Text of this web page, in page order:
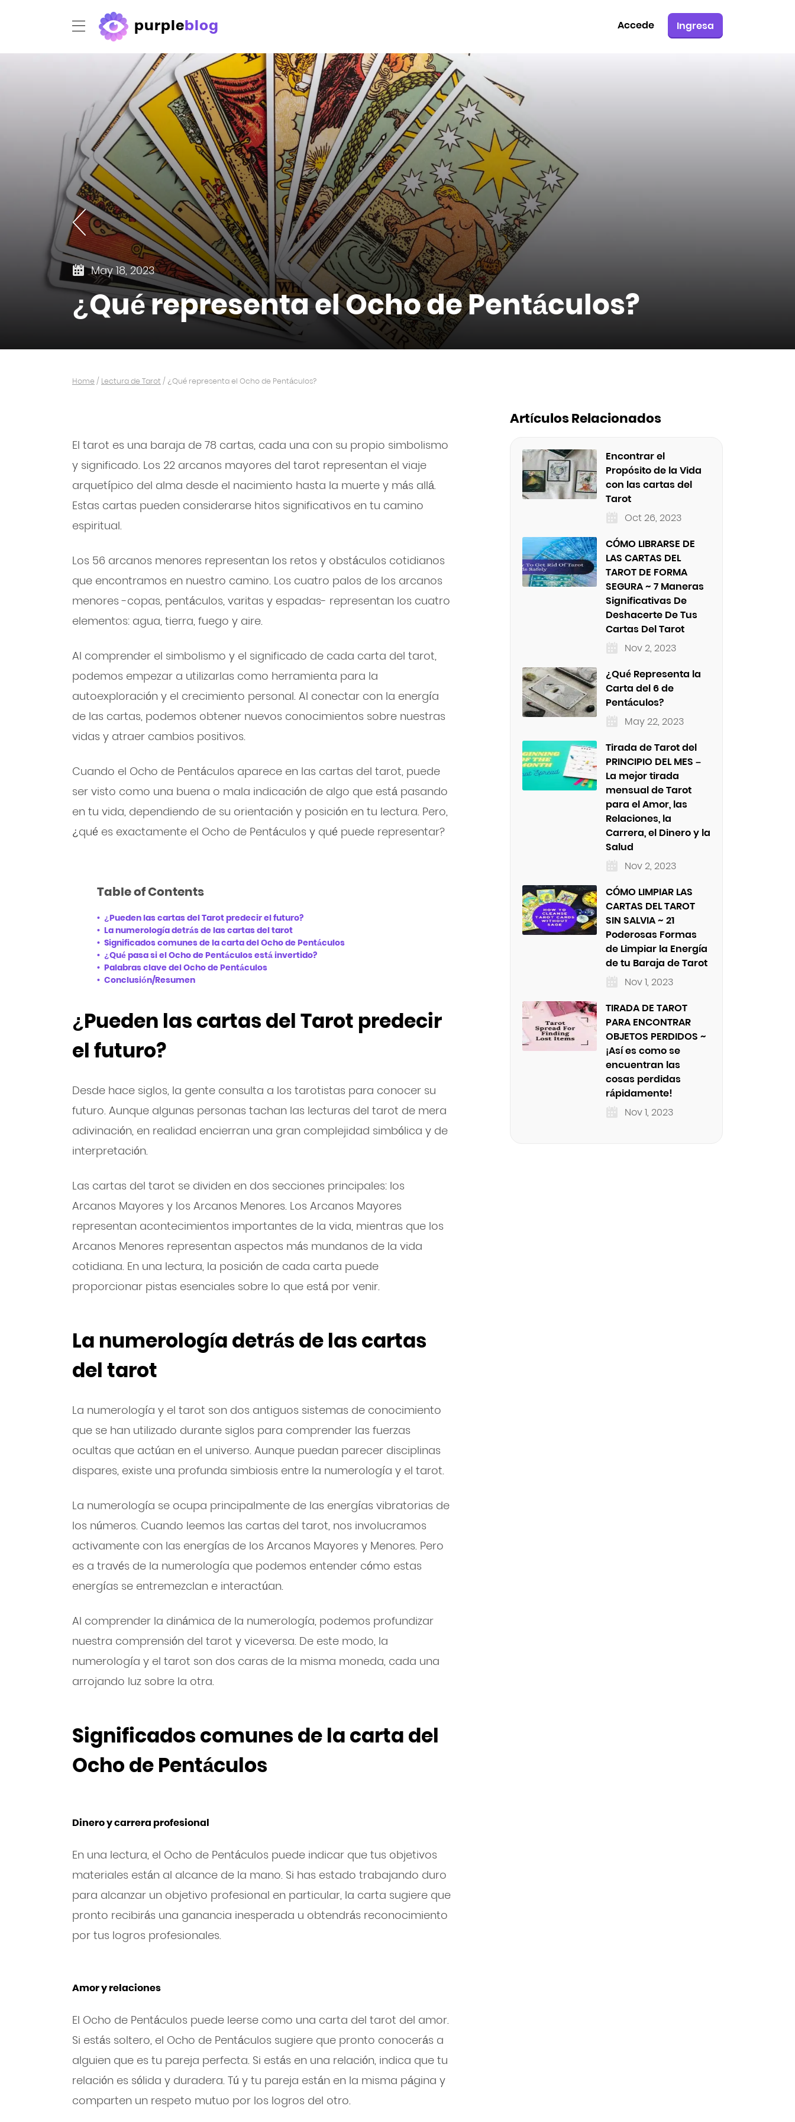
purpleblog Ingresa
Accede
May 18, 2023
¿Qué representa el Ocho de Pentáculos?
Home / Lectura de Tarot / ¿Qué representa el Ocho de Pentáculos?
El tarot es una baraja de 78 cartas, cada una con su propio simbolismo
y significado. Los 22 arcanos mayores del tarot representan el viaje
arquetípico del alma desde el nacimiento hasta la muerte y más allá.
Estas cartas pueden considerarse hitos significativos en tu camino
espiritual.
Los 56 arcanos menores representan los retos y obstáculos cotidianos
que encontramos en nuestro camino. Los cuatro palos de los arcanos
menores -copas, pentáculos, varitas y espadas- representan los cuatro
elementos: agua, tierra, fuego y aire.
Al comprender el simbolismo y el significado de cada carta del tarot,
podemos empezar a utilizarlas como herramienta para la
autoexploración y el crecimiento personal. Al conectar con la energía
de las cartas, podemos obtener nuevos conocimientos sobre nuestras
vidas y atraer cambios positivos.
Cuando el Ocho de Pentáculos aparece en las cartas del tarot, puede
ser visto como una buena o mala indicación de algo que está pasando
en tu vida, dependiendo de su orientación y posición en tu lectura. Pero,
¿qué es exactamente el Ocho de Pentáculos y qué puede representar?
Table of Contents
¿Pueden las cartas del Tarot predecir el futuro?
La numerología detrás de las cartas del tarot
Significados comunes de la carta del Ocho de Pentáculos
¿Qué pasa si el Ocho de Pentáculos está invertido?
Palabras clave del Ocho de Pentáculos
Conclusión/Resumen
¿Pueden las cartas del Tarot predecir
el futuro?
Desde hace siglos, la gente consulta a los tarotistas para conocer su
futuro. Aunque algunas personas tachan las lecturas del tarot de mera
adivinación, en realidad encierran una gran complejidad simbólica y de
interpretación.
Las cartas del tarot se dividen en dos secciones principales: los
Arcanos Mayores y los Arcanos Menores. Los Arcanos Mayores
representan acontecimientos importantes de la vida, mientras que los
Arcanos Menores representan aspectos más mundanos de la vida
cotidiana. En una lectura, la posición de cada carta puede
proporcionar pistas esenciales sobre lo que está por venir.
La numerología detrás de las cartas
del tarot
La numerología y el tarot son dos antiguos sistemas de conocimiento
que se han utilizado durante siglos para comprender las fuerzas
ocultas que actúan en el universo. Aunque puedan parecer disciplinas
dispares, existe una profunda simbiosis entre la numerología y el tarot.
La numerología se ocupa principalmente de las energías vibratorias de
los números. Cuando leemos las cartas del tarot, nos involucramos
activamente con las energías de los Arcanos Mayores y Menores. Pero
es a través de la numerología que podemos entender cómo estas
energías se entremezclan e interactúan.
Al comprender la dinámica de la numerología, podemos profundizar
nuestra comprensión del tarot y viceversa. De este modo, la
numerología y el tarot son dos caras de la misma moneda, cada una
arrojando luz sobre la otra.
Significados comunes de la carta del
Ocho de Pentáculos
Dinero y carrera profesional
En una lectura, el Ocho de Pentáculos puede indicar que tus objetivos
materiales están al alcance de la mano. Si has estado trabajando duro
para alcanzar un objetivo profesional en particular, la carta sugiere que
pronto recibirás una ganancia inesperada u obtendrás reconocimiento
por tus logros profesionales.
Amor y relaciones
El Ocho de Pentáculos puede leerse como una carta del tarot del amor.
Si estás soltero, el Ocho de Pentáculos sugiere que pronto conocerás a
alguien que es tu pareja perfecta. Si estás en una relación, indica que tu
relación es sólida y duradera. Tú y tu pareja están en la misma página y
comparten un respeto mutuo por los logros del otro.
Artículos Relacionados
Encontrar el
Propósito de la Vida
con las cartas del
Tarot
Oct 26, 2023
CÓMO LIBRARSE DE
LAS CARTAS DEL
TAROT DE FORMA
SEGURA ~ 7 Maneras
Significativas De
Deshacerte De Tus
Cartas Del Tarot
Nov 2, 2023
¿Qué Representa la
Carta del 6 de
Pentáculos?
May 22, 2023
Tirada de Tarot del
PRINCIPIO DEL MES –
La mejor tirada
mensual de Tarot
para el Amor, las
Relaciones, la
Carrera, el Dinero y la
Salud
Nov 2, 2023
CÓMO LIMPIAR LAS
CARTAS DEL TAROT
SIN SALVIA ~ 21
Poderosas Formas
de Limpiar la Energía
de tu Baraja de Tarot
Nov 1, 2023
TIRADA DE TAROT
PARA ENCONTRAR
OBJETOS PERDIDOS ~
¡Así es como se
encuentran las
cosas perdidas
rápidamente!
Nov 1, 2023